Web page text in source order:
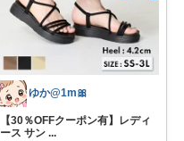
ゆか@1m🎀
【30％OFFクーポン有】レディ
ース サン ...